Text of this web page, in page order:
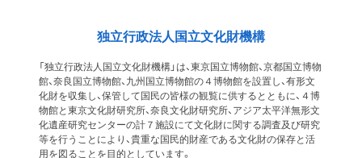
独立行政法人国立文化財機構
「独立行政法人国立文化財機構」は、東京国立博物館、京都国立博物
館、奈良国立博物館、九州国立博物館の４博物館を設置し、有形文
化財を収集し、保管して国民の皆様の観覧に供するとともに、４博
物館と東京文化財研究所、奈良文化財研究所、アジア太平洋無形文
化遺産研究センターの計７施設にて文化財に関する調査及び研究
等を行うことにより、貴重な国民的財産である文化財の保存と活
用を図ることを目的としています。